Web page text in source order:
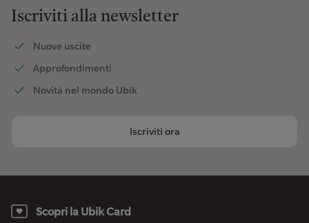
Iscriviti alla newsletter
Nuove uscite
Approfondimenti
Novità nel mondo Ubik
Iscriviti ora
Scopri la Ubik Card